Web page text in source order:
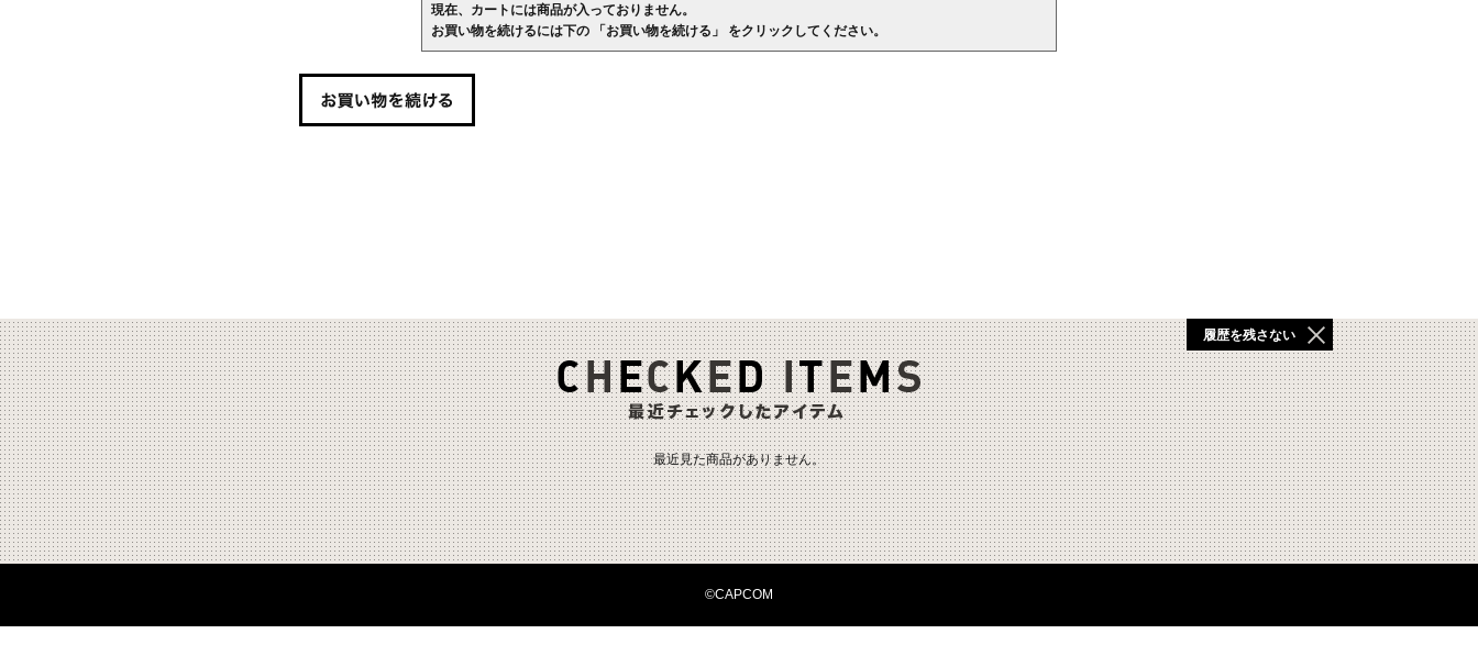
現在、カートには商品が入っておりません。
お買い物を続けるには下の 「お買い物を続ける」 をクリックしてください。
最近見た商品がありません。
履歴を残さない
©CAPCOM